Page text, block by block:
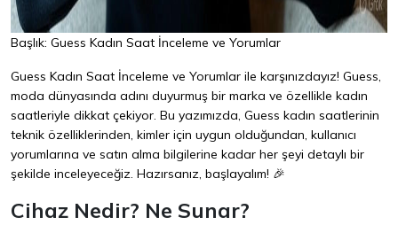
Başlık: Guess Kadın Saat İnceleme ve Yorumlar
Guess Kadın Saat İnceleme ve Yorumlar ile karşınızdayız! Guess,
moda dünyasında adını duyurmuş bir marka ve özellikle kadın
saatleriyle dikkat çekiyor. Bu yazımızda, Guess kadın saatlerinin
teknik özelliklerinden, kimler için uygun olduğundan, kullanıcı
yorumlarına ve satın alma bilgilerine kadar her şeyi detaylı bir
şekilde inceleyeceğiz. Hazırsanız, başlayalım! 🎉
Cihaz Nedir? Ne Sunar?